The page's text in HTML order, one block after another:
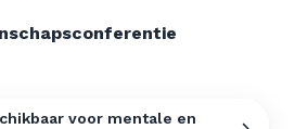
voor mentale en